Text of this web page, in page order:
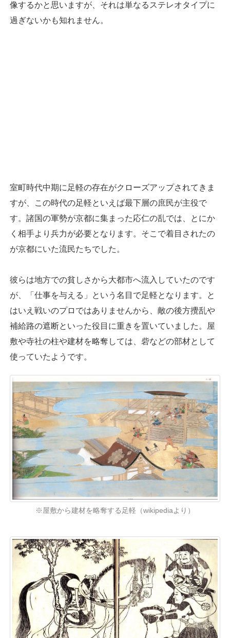
像するかと思いますが、それは単なるステレオタイプに
過ぎないかも知れません。
室町時代中期に足軽の存在がクローズアップされてきま
すが、この時代の足軽といえば最下層の庶民が主役で
す。諸国の軍勢が京都に集まった応仁の乱では、とにか
く相手より兵力が必要となります。そこで着目されたの
が京都にいた流民たちでした。
彼らは地方での貧しさから大都市へ流入していたのです
が、「仕事を与える」という名目で足軽となります。と
はいえ戦いのプロではありませんから、敵の後方攪乱や
補給路の遮断といった役目に重きを置いていました。屋
敷や寺社の柱や建材を略奪しては、砦などの部材として
使っていたようです。
※屋敷から建材を略奪する足軽（wikipediaより）